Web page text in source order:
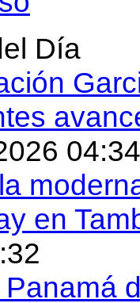
Día
04:34
en